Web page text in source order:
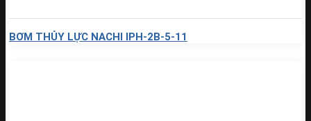
BƠM THỦY LỰC NACHI IPH-2B-5-11